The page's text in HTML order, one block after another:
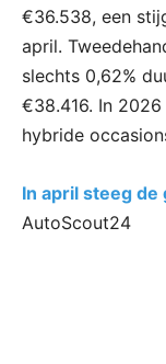
€36.538, een
april.
slechts 0,62%
€38.416. In
hybride
In april steeg de
AutoScout24